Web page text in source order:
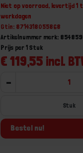
Niet op voorraad, levertijd 1
werkdagen
Gtin: 8714318055868
Artikelnummer merk:
€ 119,55 incl.
Prijs per 1 Stuk
-
Stuk
Bestel nu!